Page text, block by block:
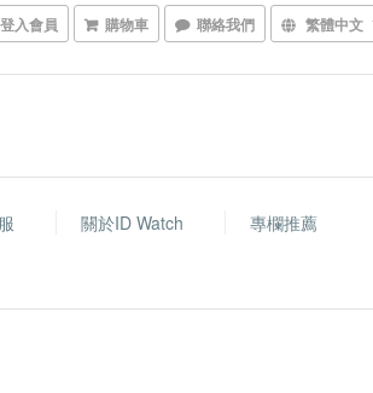
登入會員 購物車 聯絡我們 繁體中文
關於ID Watch
專欄推薦